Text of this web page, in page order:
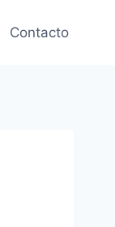
Contacto